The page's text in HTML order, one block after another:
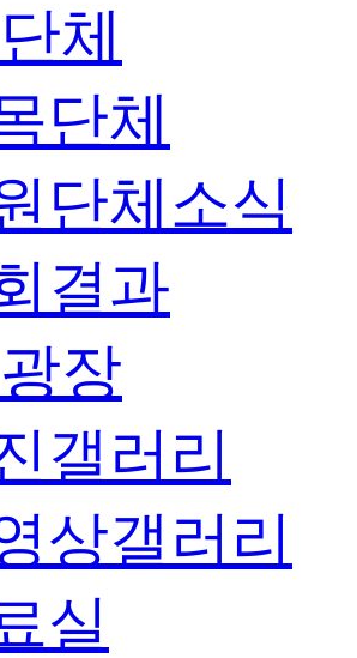
체
단체
단체소식
결과
장
갤러리
상갤러리
실